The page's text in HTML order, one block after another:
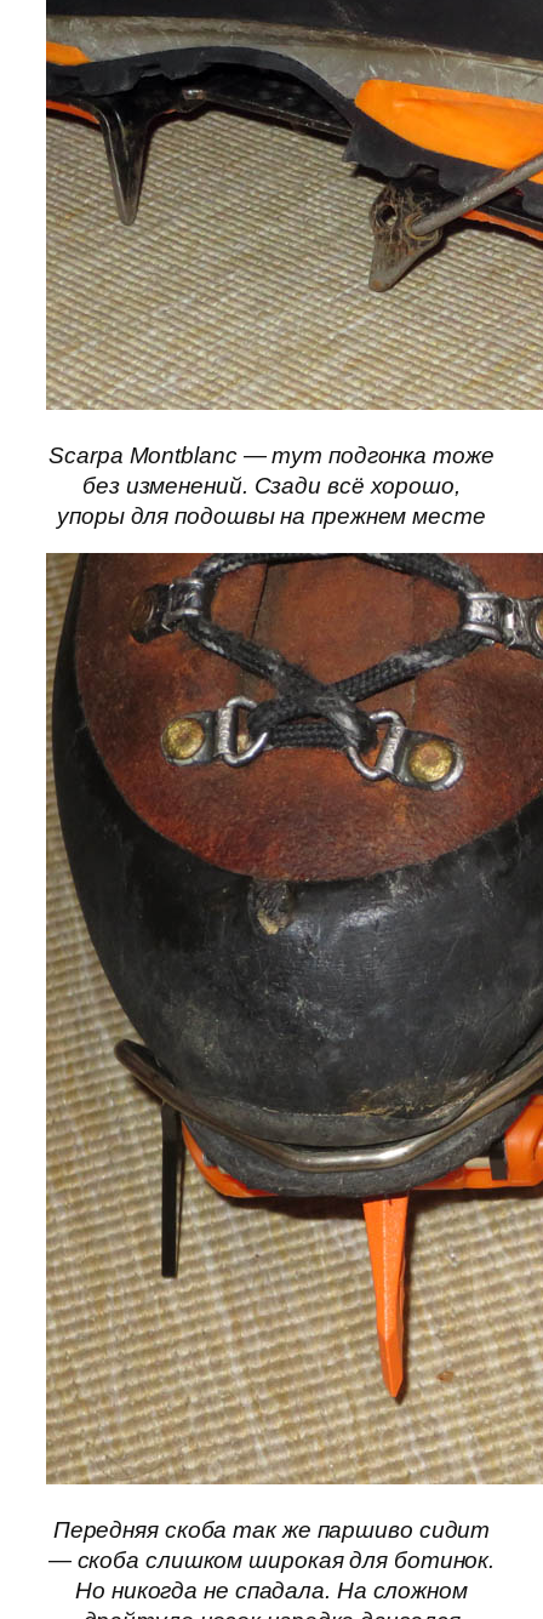
Scarpa Montblanc — тут подгонка тоже
без изменений. Сзади всё хорошо,
упоры для подошвы на прежнем месте
Передняя скоба так же паршиво сидит
— скоба слишком широкая для ботинок.
Но никогда не спадала. На сложном